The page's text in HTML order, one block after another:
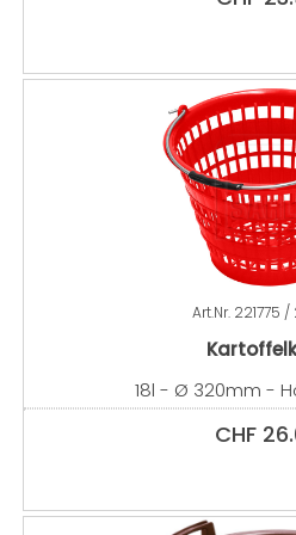
Art.Nr. 221775
18l - Ø 320mm -
CHF